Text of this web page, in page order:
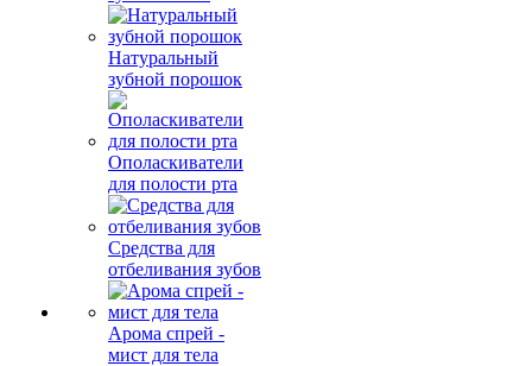
Натуральный
зубной порошок
Ополаскиватели
для полости рта
Средства для
отбеливания зубов
Арома спрей -
мист для тела